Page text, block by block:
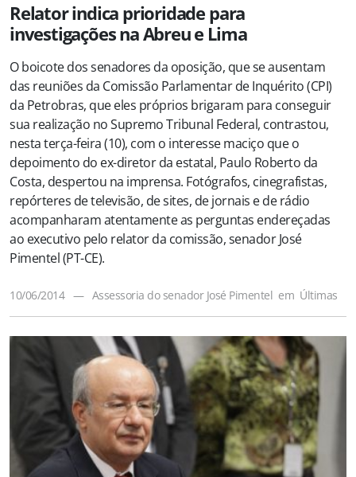
Relator indica prioridade para
investigações na Abreu e Lima
O boicote dos senadores da oposição, que se ausentam
das reuniões da Comissão Parlamentar de Inquérito (CPI)
da Petrobras, que eles próprios brigaram para conseguir
sua realização no Supremo Tribunal Federal, contrastou,
nesta terça-feira (10), com o interesse maciço que o
depoimento do ex-diretor da estatal, Paulo Roberto da
Costa, despertou na imprensa. Fotógrafos, cinegrafistas,
repórteres de televisão, de sites, de jornais e de rádio
acompanharam atentamente as perguntas endereçadas
ao executivo pelo relator da comissão, senador José
Pimentel (PT-CE).
10/06/2014 — Assessoria do senador José Pimentel em Últimas